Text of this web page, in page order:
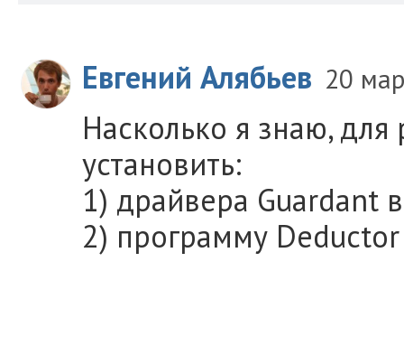
Евгений Алябьев 20
Насколько я знаю,
установить:
1) драйвера Guardant
2) программу